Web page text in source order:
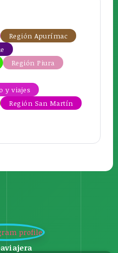
Región Apurímac
Región Piura
y viajes
Región San Martín